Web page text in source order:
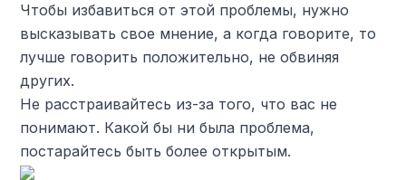
Чтобы избавиться от этой проблемы, нужно
высказывать свое мнение, а когда говорите, то
лучше говорить положительно, не обвиняя
других.
Не расстраивайтесь из-за того, что вас не
понимают. Какой бы ни была проблема,
постарайтесь быть более открытым.